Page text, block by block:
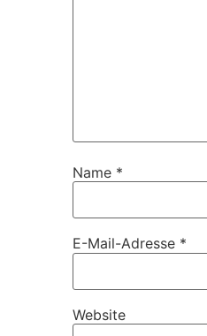
Name *
E-Mail-Adresse *
Website